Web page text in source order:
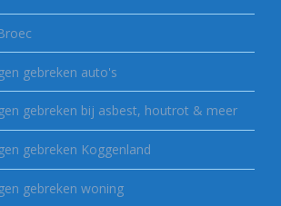
gebreken auto's
gebreken bij asbest, houtrot & meer
gebreken Koggenland
gebreken woning